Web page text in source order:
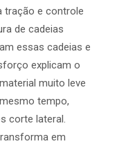
tração e controle
de cadeias
essas cadeias e
explicam o
muito leve
tempo,
corte lateral.
em